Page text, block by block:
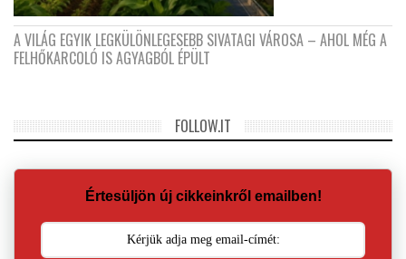
A VILÁG EGYIK LEGKÜLÖNLEGESEBB SIVATAGI VÁROSA – AHOL MÉG A
FELHŐKARCOLÓ IS AGYAGBÓL ÉPÜLT
FOLLOW.IT
Értesüljön új cikkeinkről emailben!